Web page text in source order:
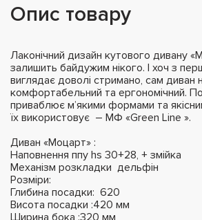
Опис товару
Лаконічний дизайн кутового дивану
залишить байдужим нікого. І хоч з
виглядає доволі стримано, сам диван
комфортабельний та ергономічний.
приваблює м’якими формами та
їх використовує – МФ «Green Line ».
Диван «Моцарт» :
Наповнення ппу hs 30+28, + змійка
Механізм розкладки дельфін
Розміри:
Глибина посадки: 620
Висота посадки :420 мм
Ширина бока :320 мм